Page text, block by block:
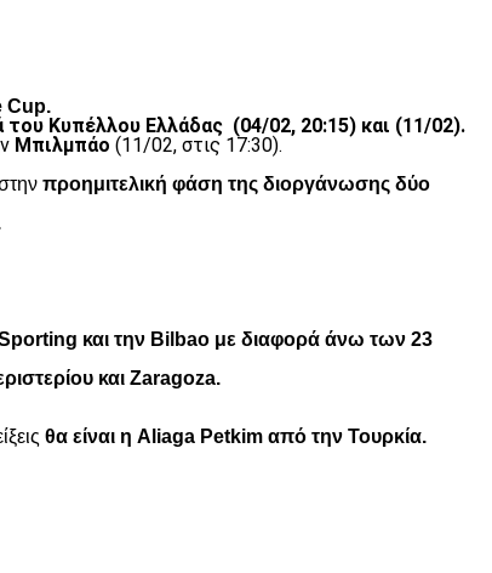
Cup.
του Κυπέλλου Ελλάδας (04/02, 20:15) και (11/02).
Μπιλμπάο (11/02, στις 17:30).
προημιτελική φάση της διοργάνωσης δύο
Sporting και την Bilbao με διαφορά άνω των 23
και Zaragoza.
θα είναι η Aliaga Petkim από την Τουρκία.